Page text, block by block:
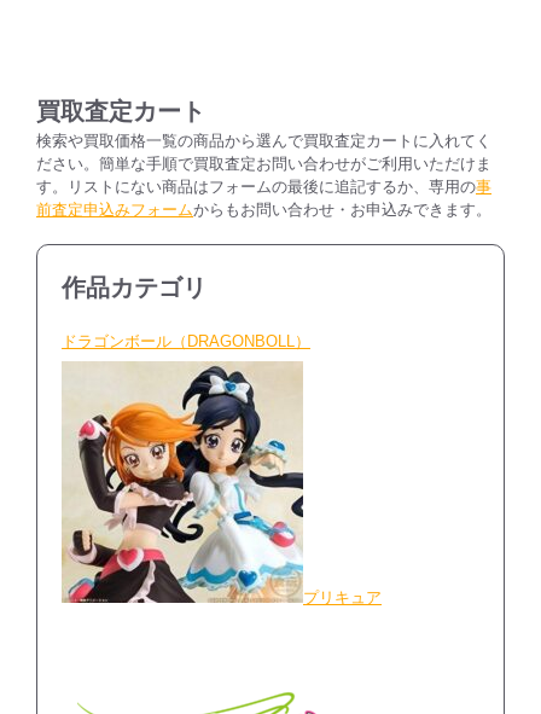
個
買取査定カート
検索や買取価格一覧の商品から選んで買取査定カートに入れてく
ださい。簡単な手順で買取査定お問い合わせがご利用いただけま
す。リストにない商品はフォームの最後に追記するか、専用の事
前査定申込みフォームからもお問い合わせ・お申込みできます。
作品カテゴリ
ドラゴンボール（DRAGONBOLL）
プリキュア